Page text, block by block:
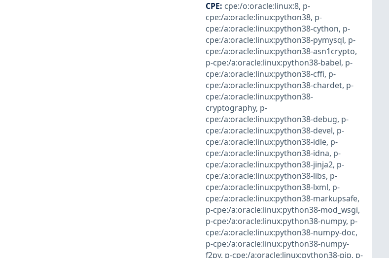
CPE: cpe:/o:oracle:linux:8, p-
cpe:/a:oracle:linux:python38, p-
cpe:/a:oracle:linux:python38-cython, p-
cpe:/a:oracle:linux:python38-pymysql, p-
cpe:/a:oracle:linux:python38-asn1crypto,
p-cpe:/a:oracle:linux:python38-babel, p-
cpe:/a:oracle:linux:python38-cffi, p-
cpe:/a:oracle:linux:python38-chardet, p-
cpe:/a:oracle:linux:python38-
cryptography, p-
cpe:/a:oracle:linux:python38-debug, p-
cpe:/a:oracle:linux:python38-devel, p-
cpe:/a:oracle:linux:python38-idle, p-
cpe:/a:oracle:linux:python38-idna, p-
cpe:/a:oracle:linux:python38-jinja2, p-
cpe:/a:oracle:linux:python38-libs, p-
cpe:/a:oracle:linux:python38-lxml, p-
cpe:/a:oracle:linux:python38-markupsafe,
p-cpe:/a:oracle:linux:python38-mod_wsgi,
p-cpe:/a:oracle:linux:python38-numpy, p-
cpe:/a:oracle:linux:python38-numpy-doc,
p-cpe:/a:oracle:linux:python38-numpy-
f2py, p-cpe:/a:oracle:linux:python38-pip, p-